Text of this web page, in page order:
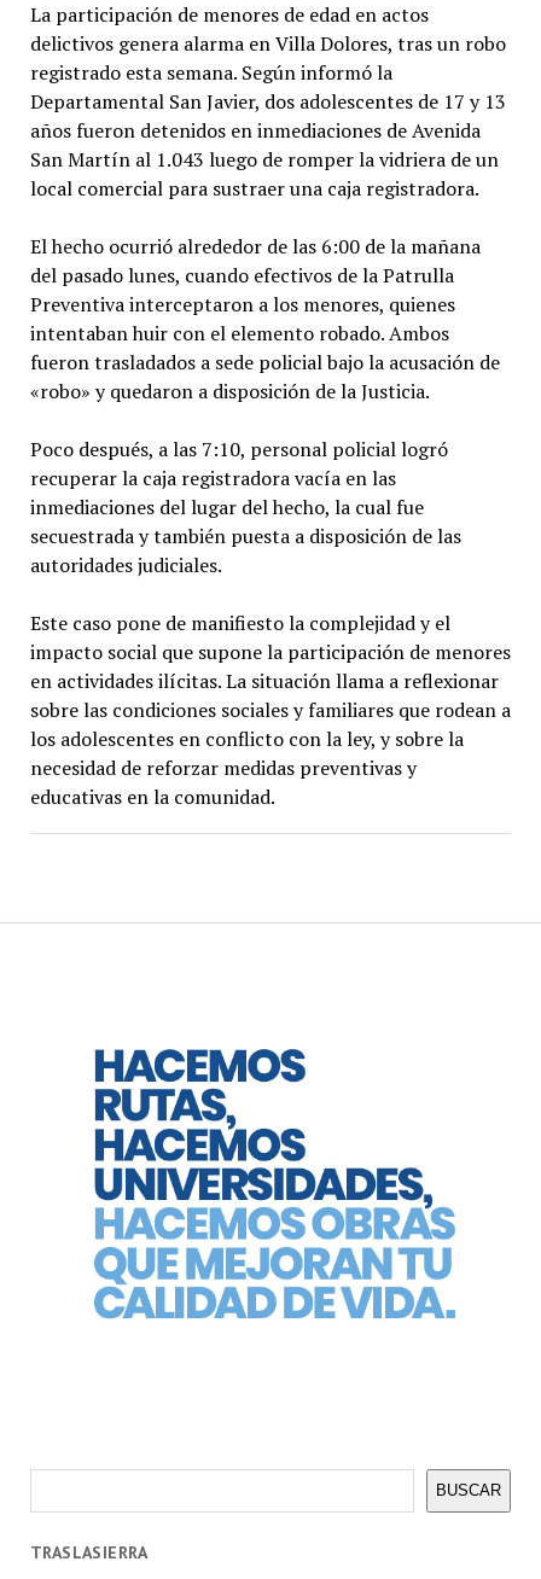
BUSCAR
TRASLASIERRA
La participación de menores de edad en actos
delictivos genera alarma en Villa Dolores, tras un robo
registrado esta semana. Según informó la
Departamental San Javier, dos adolescentes de 17 y 13
años fueron detenidos en inmediaciones de Avenida
San Martín al 1.043 luego de romper la vidriera de un
local comercial para sustraer una caja registradora.
El hecho ocurrió alrededor de las 6:00 de la mañana
del pasado lunes, cuando efectivos de la Patrulla
Preventiva interceptaron a los menores, quienes
intentaban huir con el elemento robado. Ambos
fueron trasladados a sede policial bajo la acusación de
«robo» y quedaron a disposición de la Justicia.
Poco después, a las 7:10, personal policial logró
recuperar la caja registradora vacía en las
inmediaciones del lugar del hecho, la cual fue
secuestrada y también puesta a disposición de las
autoridades judiciales.
Este caso pone de manifiesto la complejidad y el
impacto social que supone la participación de menores
en actividades ilícitas. La situación llama a reflexionar
sobre las condiciones sociales y familiares que rodean a
los adolescentes en conflicto con la ley, y sobre la
necesidad de reforzar medidas preventivas y
educativas en la comunidad.